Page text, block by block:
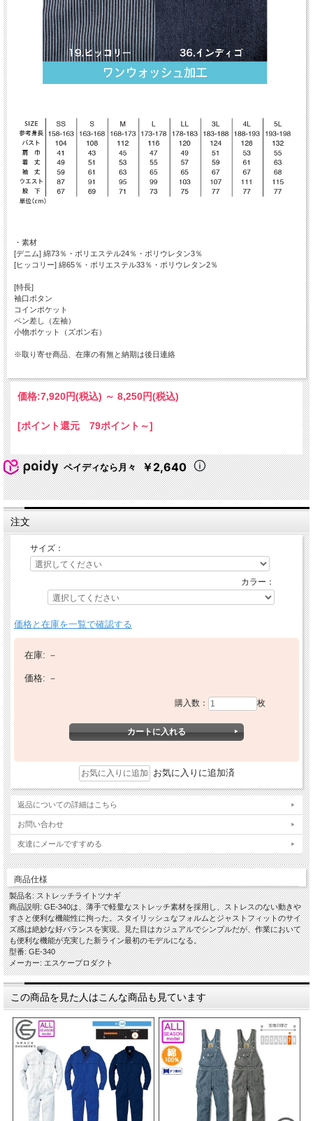
・素材
[デニム] 綿73％・ポリエステル24％・ポリウレタン3％
[ヒッコリー] 綿65％・ポリエステル33％・ポリウレタン2％
[特長]
袖口ボタン
コインポケット
ペン差し（左袖）
小物ポケット（ズボン右）
※取り寄せ商品、在庫の有無と納期は後日連絡
価格:7,920円(税込) ～ 8,250円(税込)
[ポイント還元 79ポイント～]
ペイディなら月々 ￥2,640
注文
サイズ：
カラー：
価格と在庫を一覧で確認する
在庫: －
価格: －
購入数： 枚
お気に入りに追加済
返品についての詳細はこちら
お問い合わせ
友達にメールですすめる
商品仕様
製品名: ストレッチライトツナギ
商品説明: GE-340は、薄手で軽量なストレッチ素材を採用し、ストレスのない動きや
すさと便利な機能性に拘った。スタイリッシュなフォルムとジャストフィットのサイ
ズ感は絶妙な好バランスを実現。見た目はカジュアルでシンプルだが、作業において
も便利な機能が充実した新ライン最初のモデルになる。
型番: GE-340
メーカー: エスケープロダクト
この商品を見た人はこんな商品も見ています